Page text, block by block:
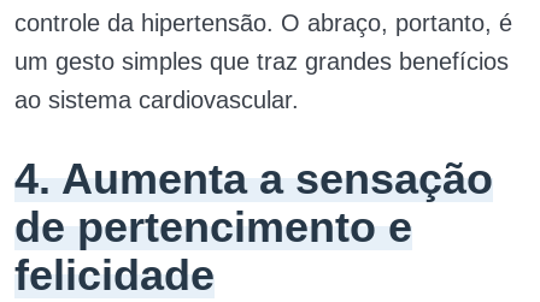
controle da hipertensão. O abraço, portanto, é
um gesto simples que traz grandes benefícios
ao sistema cardiovascular.
4. Aumenta a sensação
de pertencimento e
felicidade